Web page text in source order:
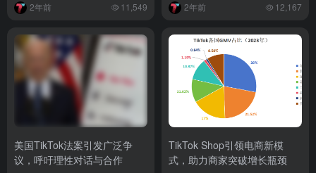
2年前 11,549 2年前 12,167
美国TikTok法案引发广泛争
议，呼吁理性对话与合作
TikTok Shop引领电商新模
式，助力商家突破增长瓶颈